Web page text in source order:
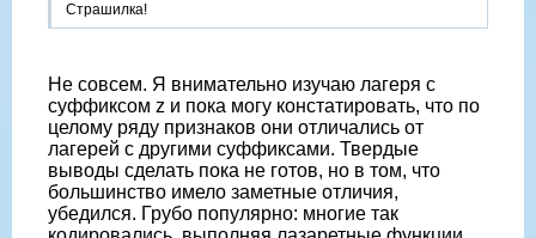
Страшилка!
Не совсем. Я внимательно изучаю лагеря с
суффиксом z и пока могу констатировать, что по
целому ряду признаков они отличались от
лагерей с другими суффиксами. Твердые
выводы сделать пока не готов, но в том, что
большинство имело заметные отличия,
убедился. Грубо популярно: многие так